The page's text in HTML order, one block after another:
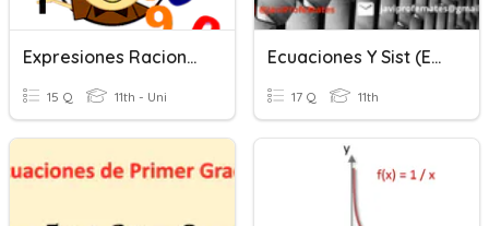
Expresiones Racionales 1
15 Q 11th - Uni
Ecuaciones Y Sist (Exp Y Log)
17 Q 11th